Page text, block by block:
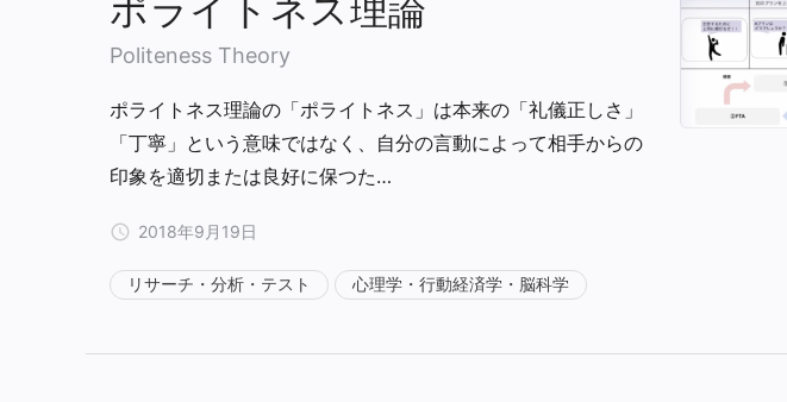
ポライトネス理論
Politeness Theory
ポライトネス理論の「ポライトネス」は本来の「礼儀正しさ」
「丁寧」という意味ではなく、自分の言動によって相手からの
印象を適切または良好に保つた…
2018年9月19日
リサーチ・分析・テスト 心理学・行動経済学・脳科学